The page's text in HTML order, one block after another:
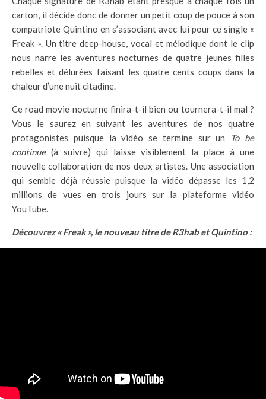
carton, il décide donc de donner un petit coup de pouce à son
compatriote Quintino en s’associant avec lui pour ce single «
Freak ». Un titre deep-house, vocal et mélodique dont le clip
nous narre les aventures nocturnes de quatre jeunes filles
rebelles et délurées faisant les quatre cents coups dans la
chaleur d’une nuit citadine.
Ce road movie nocturne finira-t-il bien ou tournera-t-il mal ?
Vous le saurez en suivant les aventures de nos quatre
protagonistes puisque la vidéo se termine sur un To be
continue(à suivre) qui laisse visiblement la place à une
nouvelle collaboration de nos deux artistes. Une association
qui semble déjà réussie puisque la vidéo dépasse les 1,2
millions de vues en trois jours sur la plateforme vidéo
YouTube.
Découvrez « Freak », le nouveau titre de R3hab et Quintino :